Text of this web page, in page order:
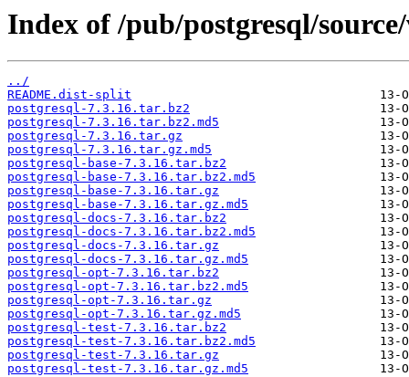
Index of /pub/postgresql/
../
README.dist-split
postgresql-7.3.16.tar.bz2
postgresql-7.3.16.tar.bz2.md5
postgresql-7.3.16.tar.gz
postgresql-7.3.16.tar.gz.md5
postgresql-base-7.3.16.tar.bz2
postgresql-base-7.3.16.tar.bz2.md5
postgresql-base-7.3.16.tar.gz
postgresql-base-7.3.16.tar.gz.md5
postgresql-docs-7.3.16.tar.bz2
postgresql-docs-7.3.16.tar.bz2.md5
postgresql-docs-7.3.16.tar.gz
postgresql-docs-7.3.16.tar.gz.md5
postgresql-opt-7.3.16.tar.bz2
postgresql-opt-7.3.16.tar.bz2.md5
postgresql-opt-7.3.16.tar.gz
postgresql-opt-7.3.16.tar.gz.md5
postgresql-test-7.3.16.tar.bz2
postgresql-test-7.3.16.tar.bz2.md5
postgresql-test-7.3.16.tar.gz
postgresql-test-7.3.16.tar.gz.md5